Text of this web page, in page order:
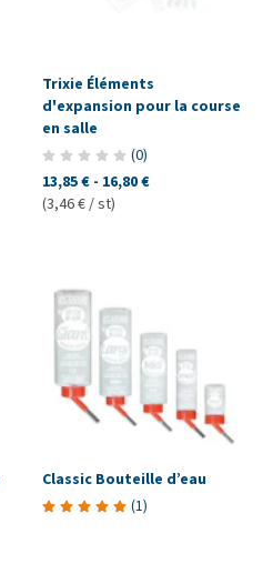
Trixie Éléments
d'expansion pour la course
en salle
(0)
13,85 € - 16,80 €
(3,46 € / st)
Classic Bouteille d’eau
(1)